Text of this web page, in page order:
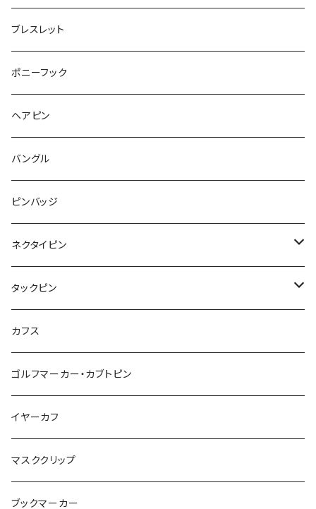
pattern
こいのぼり
マーブル
カメオ
星
鳥
Bubble
Animal
マーブル
こいのぼり
てんとう虫
鳥
食品
鳥
Triangle
食品
ハロウィン
カモフラージュ
square
天使
リボン
ハムスター
レッサーパンダ
ブタ
マーメイド
雲
月
惑星
星
唐津土
lip
フルーツ
アイスクリーム
マーブル
音楽
カメオ
ハート
モザイク
クジラ
くま
コアラ
羊
牛
カメ
イルカ
カエル
bag
フルーツ
さくらんぼ
レモン
てんとう虫
野菜
雲
月
惑星
星
こいのぼり
カメラ
音楽
バイオリン
カメオ
バルーン
マーメイド
ガラス
カメラ
リボン
ラリエット
モザイク
ハート
アルファベット
ハロウィン
紐
鳥
バルーン
マーブル
lip
フルーツ
パン
ガラス
リボン
マーブル
鳥
星
アルファベット
ハロウィン
カメオ
2トーン
ブレスレット
ポニーフック
ヘアピン
バングル
ピンバッジ
ネクタイピン
結び
スクエア
タックピン
結び
カフス
ゴルフマーカー・カブトピン
イヤーカフ
マスククリップ
ブックマーカー